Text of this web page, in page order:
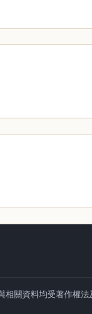
關資料均受著作權